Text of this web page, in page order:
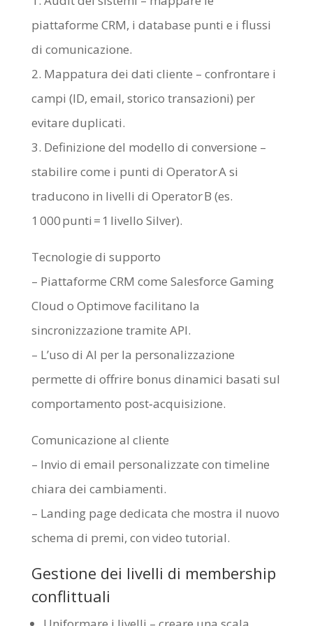
piattaforme CRM, i database punti e i flussi
di comunicazione.
2. Mappatura dei dati cliente – confrontare i
campi (ID, email, storico transazioni) per
evitare duplicati.
3. Definizione del modello di conversione –
stabilire come i punti di Operator A si
traducono in livelli di Operator B (es.
1 000 punti = 1 livello Silver).
Tecnologie di supporto
– Piattaforme CRM come Salesforce Gaming
Cloud o Optimove facilitano la
sincronizzazione tramite API.
– L’uso di AI per la personalizzazione
permette di offrire bonus dinamici basati sul
comportamento post‑acquisizione.
Comunicazione al cliente
– Invio di email personalizzate con timeline
chiara dei cambiamenti.
– Landing page dedicata che mostra il nuovo
schema di premi, con video tutorial.
Gestione dei livelli di membership
conflittuali